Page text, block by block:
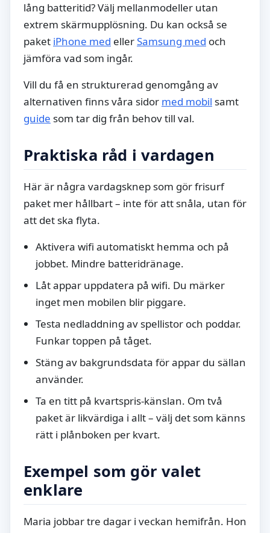
lång batteritid? Välj mellanmodeller utan
extrem skärmupplösning. Du kan också se
paket iPhone med ellerSamsung med och
jämföra vad som ingår.
Vill du få en strukturerad genomgång av
alternativen finns våra sidor med mobil samt
guide som tar dig från behov till val.
Praktiska råd i vardagen
Här är några vardagsknep som gör frisurf
paket mer hållbart – inte för att snåla, utan för
att det ska flyta.
Aktivera wifi automatiskt hemma och på
jobbet. Mindre batteridränage.
Låt appar uppdatera på wifi. Du märker
inget men mobilen blir piggare.
Testa nedladdning av spellistor och poddar.
Funkar toppen på tåget.
Stäng av bakgrundsdata för appar du sällan
använder.
Ta en titt på kvartspris-känslan. Om två
paket är likvärdiga i allt – välj det som känns
rätt i plånboken per kvart.
Exempel som gör valet
enklare
Maria jobbar tre dagar i veckan hemifrån. Hon